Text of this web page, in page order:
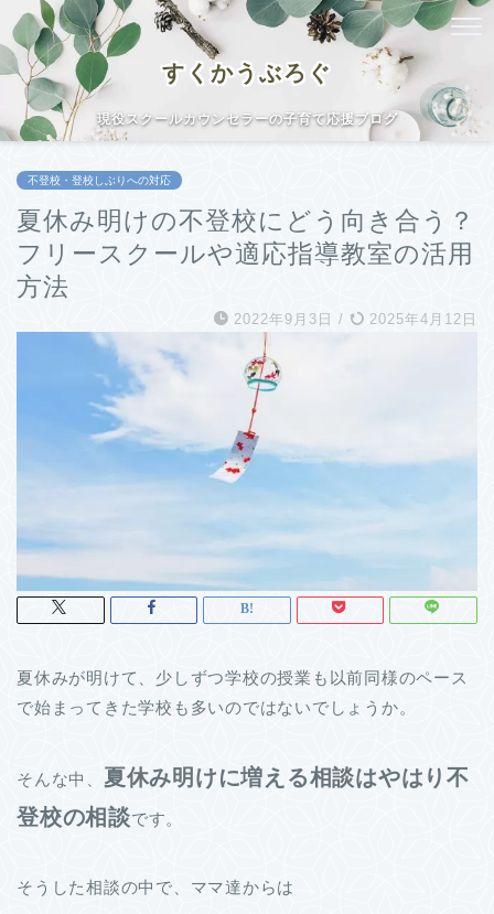
すくかうぶろぐ
現役スクールカウンセラーの子育て応援ブログ
不登校・登校しぶりへの対応
夏休み明けの不登校にどう向き合う？
フリースクールや適応指導教室の活用
方法
2022年9月3日 / 2025年4月12日
夏休みが明けて、少しずつ学校の授業も以前同様のペース
で始まってきた学校も多いのではないでしょうか。
そんな中、 夏休み明けに増える相談はやはり不
登校の相談です。
そうした相談の中で、ママ達からは